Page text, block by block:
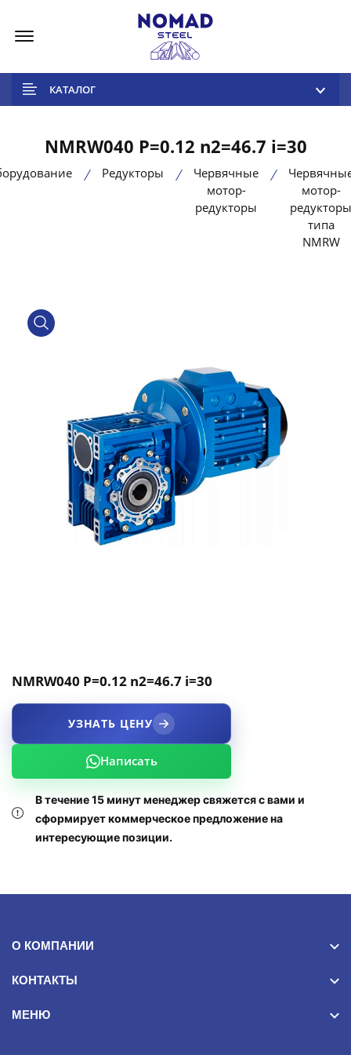
КАТАЛОГ
NMRW040 P=0.12 n2=46.7 i=30
Редукторы
Червячные
мотор-
редукторы
мотор-
редукторы
типа
NMRW
product view
NMRW040 P=0.12 n2=46.7 i=30
УЗНАТЬ ЦЕНУ
Написать
В течение 15 минут менеджер свяжется с вами и
сформирует коммерческое предложение на
интересующие позиции.
О КОМПАНИИ
КОНТАКТЫ
МЕНЮ